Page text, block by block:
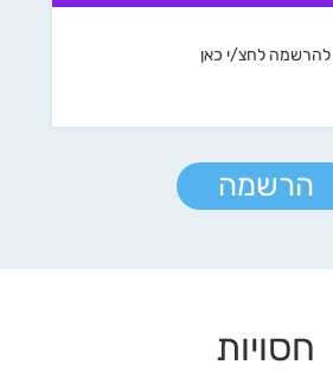
להרשמה לחצ/י כאן
הרשמה
חסויות